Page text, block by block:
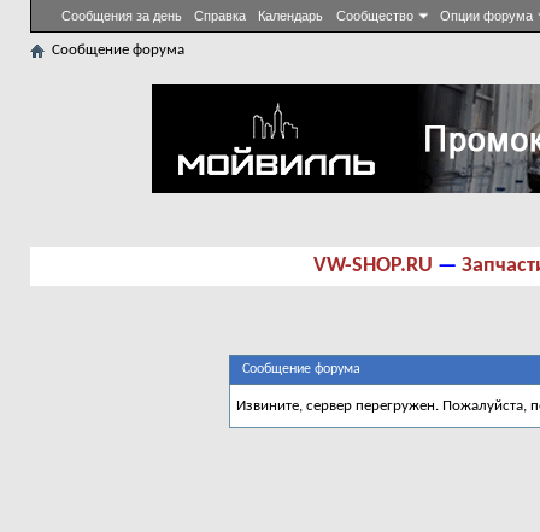
Сообщения за день Справка Календарь Сообщество Опции форума
Сообщение форума
VW-SHOP.RU —
Сообщение форума
Извините, сервер перегружен. Пожалуйста,